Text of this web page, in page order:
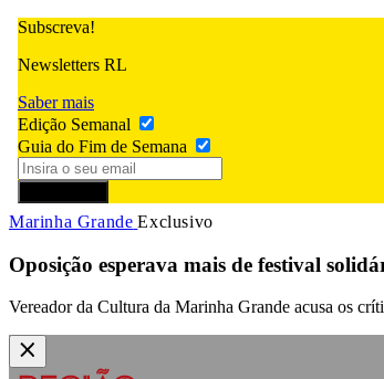
Subscreva!
Newsletters RL
Saber mais
Edição Semanal
Guia do Fim de Semana
Marinha Grande Exclusivo
Oposição esperava mais de festival
Vereador da Cultura da Marinha Grande acusa os